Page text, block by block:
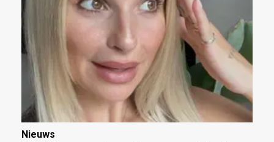
Nieuws